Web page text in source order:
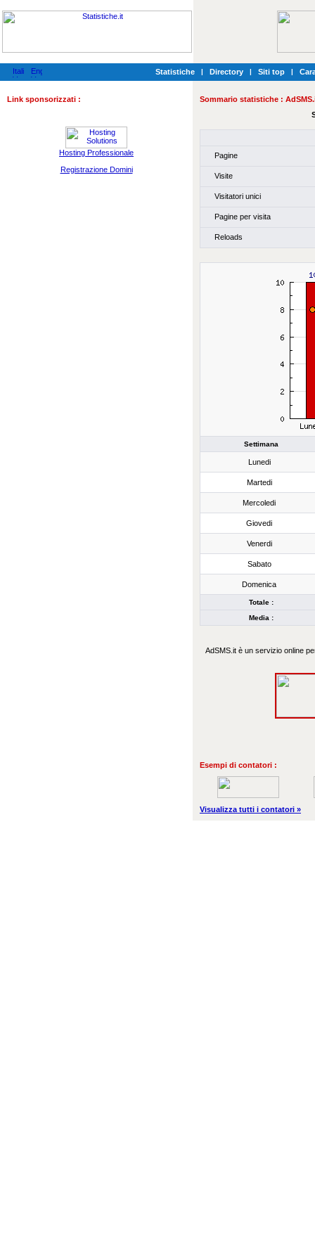
Statistiche | Directory | Siti top |
Link sponsorizzati :
Hosting Professionale
Registrazione Domini
Sommario statistiche :
Pagine
Visite
Visitatori unici
Pagine per visita
Reloads
Settimana
Lunedi
Martedi
Mercoledi
Giovedi
Venerdi
Sabato
Domenica
Totale :
Media :
AdSMS.it è un servizio online
Esempi di contatori :
Visualizza tutti i contatori »